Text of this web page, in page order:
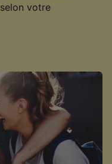
selon votre